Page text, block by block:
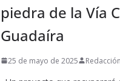
piedra de la Vía
Guadaíra
25 de mayo de 2025